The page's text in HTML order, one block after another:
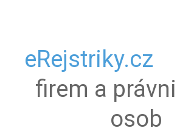
eRejstriky.cz
firem a
osob